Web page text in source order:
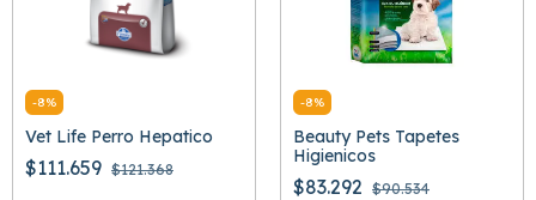
-8%
Vet Life Perro Hepatico
$111.659 $121.368
-8%
Beauty Pets Tapetes
Higienicos
$83.292 $90.534